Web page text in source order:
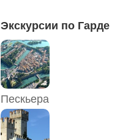
Экскурсии по Гарде
Пескьера